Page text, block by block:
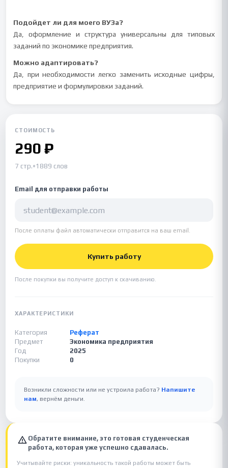
Подойдет ли для моего ВУЗа?
Да, оформление и структура универсальны для типовых
заданий по экономике предприятия.
Можно адаптировать?
Да, при необходимости легко заменить исходные цифры,
предприятие и формулировки заданий.
СТОИМОСТЬ
290 ₽
7 стр.•1889 слов
Email для отправки работы
После оплаты файл автоматически отправится на ваш email.
Купить работу
После покупки вы получите доступ к скачиванию.
ХАРАКТЕРИСТИКИ
Категория
Реферат
Предмет
Экономика предприятия
Год
2025
Покупки
0
Возникли сложности или не устроила работа? Напишите
нам, вернём деньги.
Обратите внимание, это готовая студенческая
работа, которая уже успешно сдавалась.
Учитывайте риски: уникальность такой работы может быть